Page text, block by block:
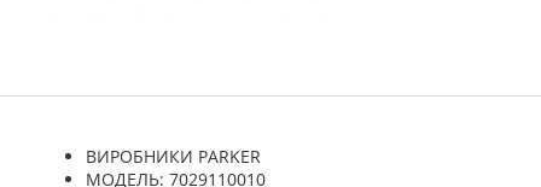
ВИРОБНИКИ PARKER
МОДЕЛЬ: 7029110010